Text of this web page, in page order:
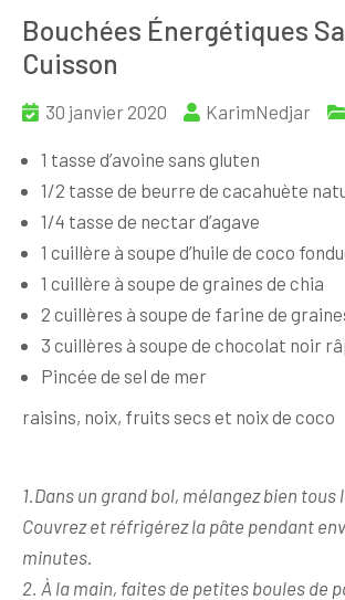
Bouchées Énergétiques
Cuisson
30 janvier 2020 KarimNedjar
1 tasse d’avoine sans gluten
1/2 tasse de beurre de cacahuète
1/4 tasse de nectar d’agave
1 cuillère à soupe d’huile de coco
1 cuillère à soupe de graines de chia
2 cuillères à soupe de farine de
3 cuillères à soupe de chocolat noir
Pincée de sel de mer
raisins, noix, fruits secs et noix de coco
1.Dans un grand bol, mélangez bien tous
Couvrez et réfrigérez la pâte pendant
minutes.
2. À la main, faites de petites boules de